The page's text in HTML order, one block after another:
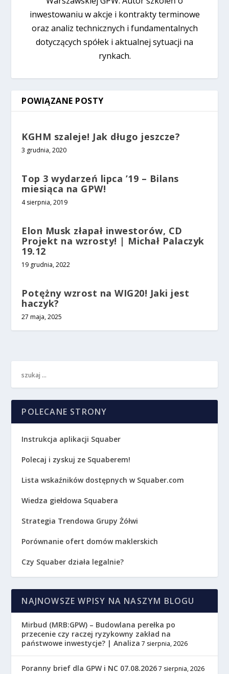
inwestowaniu w akcje i kontrakty terminowe
oraz analiz technicznych i fundamentalnych
dotyczących spółek i aktualnej sytuacji na
rynkach.
POWIĄZANE POSTY
KGHM szaleje! Jak długo jeszcze?
3 grudnia, 2020
Top 3 wydarzeń lipca ’19 – Bilans
miesiąca na GPW!
4 sierpnia, 2019
Elon Musk złapał inwestorów, CD
Projekt na wzrosty! | Michał Palaczyk
19.12
19 grudnia, 2022
Potężny wzrost na WIG20! Jaki jest
haczyk?
27 maja, 2025
POLECANE STRONY
Instrukcja aplikacji Squaber
Polecaj i zyskuj ze Squaberem!
Lista wskaźników dostępnych w Squaber.com
Wiedza giełdowa Squabera
Strategia Trendowa Grupy Żółwi
Porównanie ofert domów maklerskich
Czy Squaber działa legalnie?
NAJNOWSZE WPISY NA NASZYM BLOGU
Mirbud (MRB:GPW) – Budowlana perełka po
przecenie czy raczej ryzykowny zakład na
państwowe inwestycje? | Analiza 7 sierpnia, 2026
Poranny brief dla GPW i NC 07.08.2026 7 sierpnia, 2026